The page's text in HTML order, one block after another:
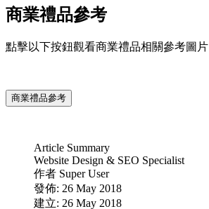
商業禮品參考
點擊以下按鈕觀看商業禮品相關參考圖片
商業禮品參考
Article Summary
Website Design & SEO Specialist
作者 Super User
發佈: 26 May 2018
建立: 26 May 2018